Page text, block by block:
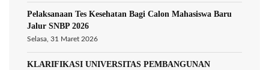
Pelaksanaan Tes Kesehatan Bagi Calon Mahasiswa Baru
Jalur SNBP 2026
Selasa, 31 Maret 2026
KLARIFIKASI UNIVERSITAS PEMBANGUNAN